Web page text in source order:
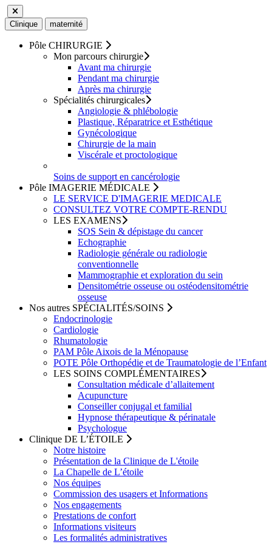
Clinique maternité
Pôle CHIRURGIE
Mon parcours chirurgie
Avant ma chirurgie
Pendant ma chirurgie
Après ma chirurgie
Spécialités chirurgicales
Angiologie & phlébologie
Plastique, Réparatrice et Esthétique
Gynécologique
Chirurgie de la main
Viscérale et proctologique
Soins de support en cancérologie
Pôle IMAGERIE MÉDICALE
LE SERVICE D'IMAGERIE MEDICALE
CONSULTEZ VOTRE COMPTE-RENDU
LES EXAMENS
SOS Sein & dépistage du cancer
Echographie
Radiologie générale ou radiologie
conventionnelle
Mammographie et exploration du sein
Densitométrie osseuse ou ostéodensitométrie
osseuse
Nos autres SPÉCIALITÉS/SOINS
Endocrinologie
Cardiologie
Rhumatologie
PAM Pôle Aixois de la Ménopause
POTE Pôle Orthopédie et de Traumatologie de l’Enfant
LES SOINS COMPLÉMENTAIRES
Consultation médicale d’allaitement
Acupuncture
Conseiller conjugal et familial
Hypnose thérapeutique & périnatale
Psychologue
Clinique DE L’ÉTOILE
Notre histoire
Présentation de la Clinique de L'étoile
La Chapelle de L’étoile
Nos équipes
Commission des usagers et Informations
Nos engagements
Prestations de confort
Informations visiteurs
Les formalités administratives